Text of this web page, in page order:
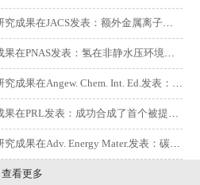
额外金属离子改性Cu-SSZ-13分子筛用于NH3-SCR催化反应
发表：氢在非静水压环境的金属化和超导态
发表：无定形分子筛晶种导向合成晶面化介孔结构的单晶多级孔ZSM-5分子筛
：成功合成了首个被提出的金属笼型氢化物CaH6
Mater.发表：碳分子筛限域单原子作为金属空气电池高效电催化剂
查看更多